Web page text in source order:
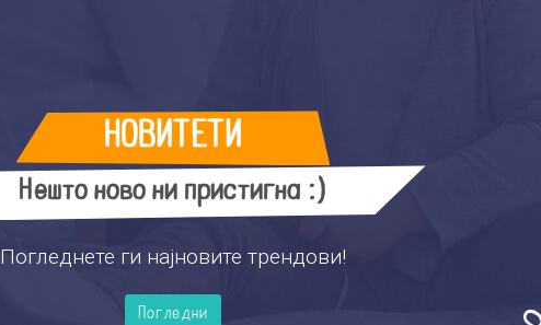
НОВИТЕТИ
Нешто ново ни пристигна :)
Погледнете ги најновите трендови!
Погледни